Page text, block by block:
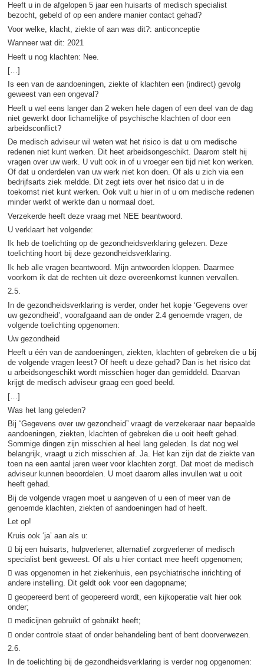
Heeft u in de afgelopen 5 jaar een huisarts of medisch specialist
bezocht, gebeld of op een andere manier contact gehad?
Voor welke, klacht, ziekte of aan was dit?: anticonceptie
Wanneer wat dit: 2021
Heeft u nog klachten: Nee.
[…]
Is een van de aandoeningen, ziekte of klachten een (indirect) gevolg
geweest van een ongeval?
Heeft u wel eens langer dan 2 weken hele dagen of een deel van de dag
niet gewerkt door lichamelijke of psychische klachten of door een
arbeidsconflict?
De medisch adviseur wil weten wat het risico is dat u om medische
redenen niet kunt werken. Dit heet arbeidsongeschikt. Daarom stelt hij
vragen over uw werk. U vult ook in of u vroeger een tijd niet kon werken.
Of dat u onderdelen van uw werk niet kon doen. Of als u zich via een
bedrijfsarts ziek meldde. Dit zegt iets over het risico dat u in de
toekomst niet kunt werken. Ook vult u hier in of u om medische redenen
minder werkt of werkte dan u normaal doet.
Verzekerde heeft deze vraag met NEE beantwoord.
U verklaart het volgende:
Ik heb de toelichting op de gezondheidsverklaring gelezen. Deze
toelichting hoort bij deze gezondheidsverklaring.
Ik heb alle vragen beantwoord. Mijn antwoorden kloppen. Daarmee
voorkom ik dat de rechten uit deze overeenkomst kunnen vervallen.
2.5.
In de gezondheidsverklaring is verder, onder het kopje ‘Gegevens over
uw gezondheid’, voorafgaand aan de onder 2.4 genoemde vragen, de
volgende toelichting opgenomen:
Uw gezondheid
Heeft u één van de aandoeningen, ziekten, klachten of gebreken die u bij
de volgende vragen leest? Of heeft u deze gehad? Dan is het risico dat
u arbeidsongeschikt wordt misschien hoger dan gemiddeld. Daarvan
krijgt de medisch adviseur graag een goed beeld.
[…]
Was het lang geleden?
Bij “Gegevens over uw gezondheid” vraagt de verzekeraar naar bepaalde
aandoeningen, ziekten, klachten of gebreken die u ooit heeft gehad.
Sommige dingen zijn misschien al heel lang geleden. Is dat nog wel
belangrijk, vraagt u zich misschien af. Ja. Het kan zijn dat de ziekte van
toen na een aantal jaren weer voor klachten zorgt. Dat moet de medisch
adviseur kunnen beoordelen. U moet daarom alles invullen wat u ooit
heeft gehad.
Bij de volgende vragen moet u aangeven of u een of meer van de
genoemde klachten, ziekten of aandoeningen had of heeft.
Let op!
Kruis ook ‘ja’ aan als u:
 bij een huisarts, hulpverlener, alternatief zorgverlener of medisch
specialist bent geweest. Of als u hier contact mee heeft opgenomen;
 was opgenomen in het ziekenhuis, een psychiatrische inrichting of
andere instelling. Dit geldt ook voor een dagopname;
 geopereerd bent of geopereerd wordt, een kijkoperatie valt hier ook
onder;
 medicijnen gebruikt of gebruikt heeft;
 onder controle staat of onder behandeling bent of bent doorverwezen.
2.6.
In de toelichting bij de gezondheidsverklaring is verder nog opgenomen: